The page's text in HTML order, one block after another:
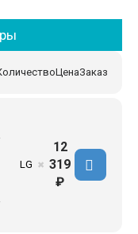
ЦенаЗаказ
LG ✖
12
319
₽